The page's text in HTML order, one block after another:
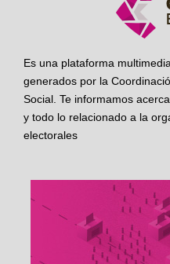
Es una plataforma
generados por la
Social. Te informamos
y todo lo relacionado a la
electorales